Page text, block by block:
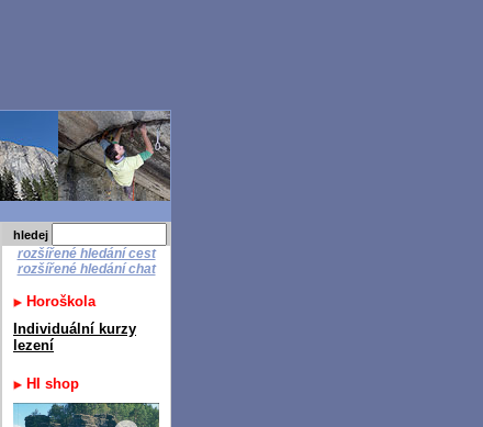
hledej
rozšířené hledání cest
rozšířené hledání chat
Horoškola
Individuální kurzy
lezení
HI shop